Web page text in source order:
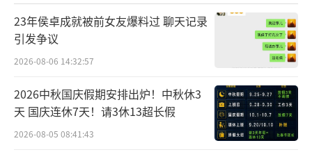
23年侯卓成就被前女友爆料过 聊天记录
引发争议
2026-08-06 14:32:57
2026中秋国庆假期安排出炉！中秋休3
天 国庆连休7天！请3休13超长假
2026-08-05 08:41:43